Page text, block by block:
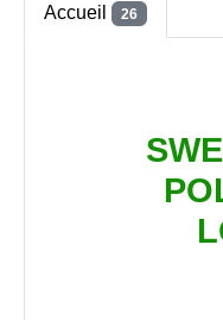
Accueil 26